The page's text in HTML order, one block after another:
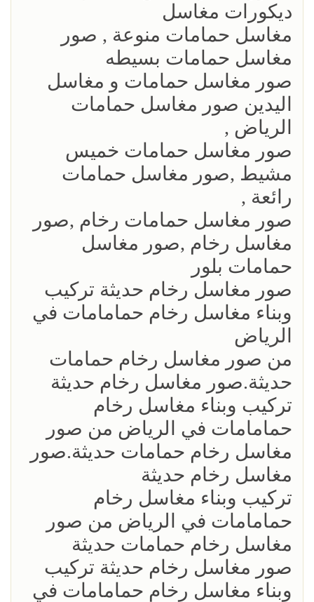
ديكورات مغاسل
مغاسل حمامات منوعة , صور
مغاسل حمامات بسيطه
صور مغاسل حمامات و مغاسل
اليدين صور مغاسل حمامات
الرياض ,
صور مغاسل حمامات خميس
مشيط ,صور مغاسل حمامات
رائعة ,
صور مغاسل حمامات رخام ,صور
مغاسل رخام ,صور مغاسل
حمامات بلور
صور مغاسل رخام حديثة تركيب
وبناء مغاسل رخام حمامامات في
الرياض
من صور مغاسل رخام حمامات
حديثة.صور مغاسل رخام حديثة
تركيب وبناء مغاسل رخام
حمامامات في الرياض من صور
مغاسل رخام حمامات حديثة.صور
مغاسل رخام حديثة
تركيب وبناء مغاسل رخام
حمامامات في الرياض من صور
مغاسل رخام حمامات حديثة
صور مغاسل رخام حديثة تركيب
وبناء مغاسل رخام حمامامات في